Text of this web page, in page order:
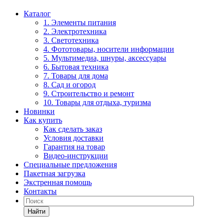
Каталог
1. Элементы питания
2. Электротехника
3. Светотехника
4. Фототовары, носители информации
5. Мультимедиа, шнуры, аксессуары
6. Бытовая техника
7. Товары для дома
8. Сад и огород
9. Строительство и ремонт
10. Товары для отдыха, туризма
Новинки
Как купить
Как сделать заказ
Условия доставки
Гарантия на товар
Видео-инструкции
Специальные предложения
Пакетная загрузка
Экстренная помощь
Контакты
Найти